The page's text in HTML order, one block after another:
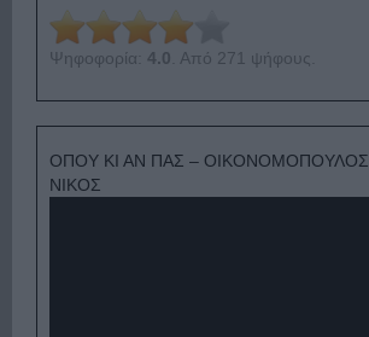
Ψηφοφορία: 4.0 . Από 271 ψήφους.
ΟΠΟΥ ΚΙ ΑΝ ΠΑΣ – ΟΙΚΟΝΟΜΟΠΟΥΛΟΣ
ΝΙΚΟΣ